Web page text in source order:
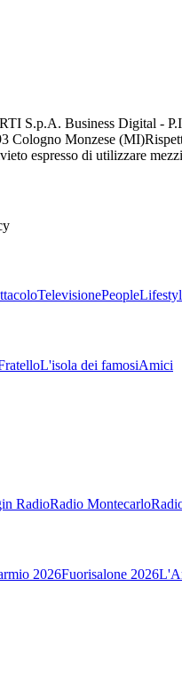
RTI S.p.A. Business Digital -
Cologno Monzese (MI)
espresso di utilizzare
TelevisionePeople
L'isola dei famosiAmici
RadioRadio Montecarlo
2026Fuorisalone 2026